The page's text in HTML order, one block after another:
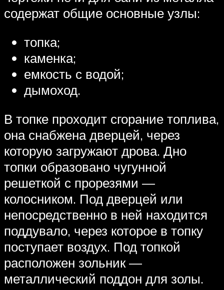
содержат общие основные узлы:
топка;
каменка;
емкость с водой;
дымоход.
В топке проходит сгорание топлива,
она снабжена дверцей, через
которую загружают дрова. Дно
топки образовано чугунной
решеткой с прорезями —
колосником. Под дверцей или
непосредственно в ней находится
поддувало, через которое в топку
поступает воздух. Под топкой
расположен зольник —
металлический поддон для золы.